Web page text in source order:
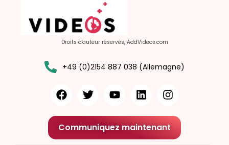
Droits d'auteur réservés, AddVideos.com
+49 (0)2154 887 038 (Allemagne)
Communiquez maintenant